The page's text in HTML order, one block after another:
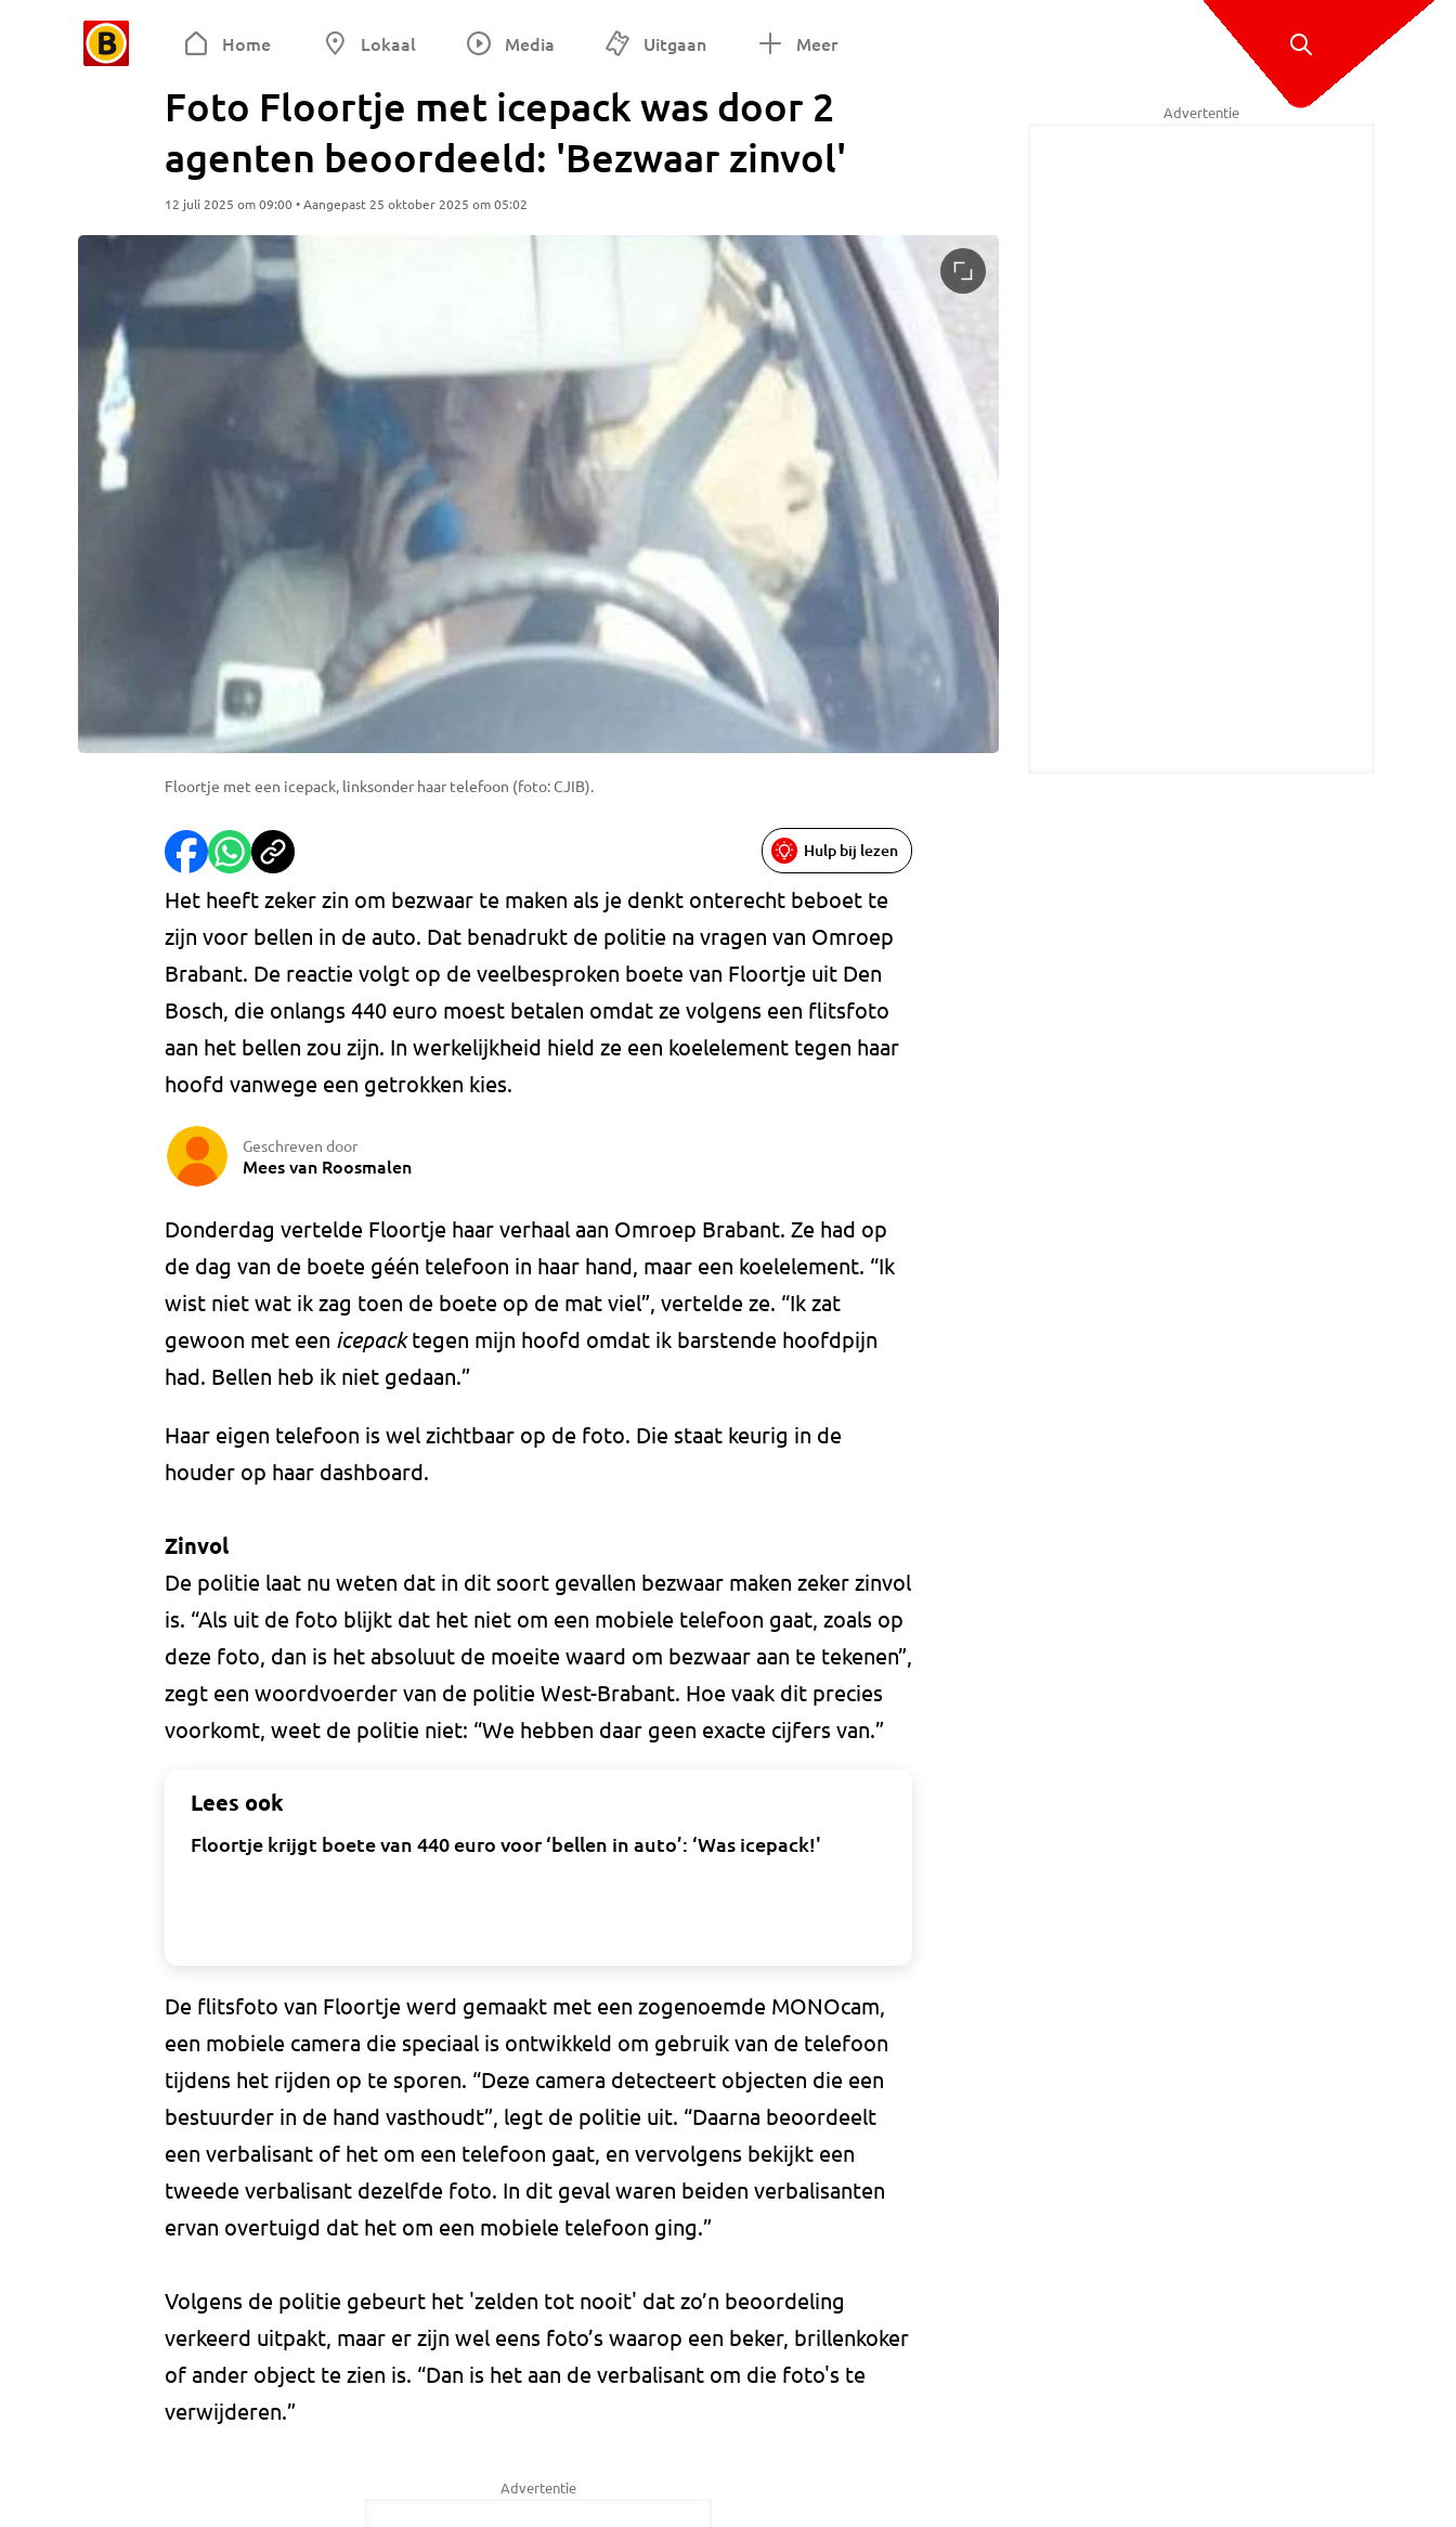
Home Lokaal Media Uitgaan Meer
Foto Floortje met icepack was door 2
agenten beoordeeld: 'Bezwaar zinvol'
12 juli 2025 om 09:00 • Aangepast 25 oktober 2025 om 05:02
Floortje met een icepack, linksonder haar telefoon (foto: CJIB).
Hulp bij lezen
Het heeft zeker zin om bezwaar te maken als je denkt onterecht beboet te
zijn voor bellen in de auto. Dat benadrukt de politie na vragen van Omroep
Brabant. De reactie volgt op de veelbesproken boete van Floortje uit Den
Bosch, die onlangs 440 euro moest betalen omdat ze volgens een flitsfoto
aan het bellen zou zijn. In werkelijkheid hield ze een koelelement tegen haar
hoofd vanwege een getrokken kies.
Geschreven door
Mees van Roosmalen
Donderdag vertelde Floortje haar verhaal aan Omroep Brabant. Ze had op
de dag van de boete géén telefoon in haar hand, maar een koelelement. “Ik
wist niet wat ik zag toen de boete op de mat viel”, vertelde ze. “Ik zat
gewoon met een icepacktegen mijn hoofd omdat ik barstende hoofdpijn
had. Bellen heb ik niet gedaan.”
Haar eigen telefoon is wel zichtbaar op de foto. Die staat keurig in de
houder op haar dashboard.
Zinvol
De politie laat nu weten dat in dit soort gevallen bezwaar maken zeker zinvol
is. “Als uit de foto blijkt dat het niet om een mobiele telefoon gaat, zoals op
deze foto, dan is het absoluut de moeite waard om bezwaar aan te tekenen”,
zegt een woordvoerder van de politie West-Brabant. Hoe vaak dit precies
voorkomt, weet de politie niet: “We hebben daar geen exacte cijfers van.”
Lees ook
Floortje krijgt boete van 440 euro voor ‘bellen in auto’: ‘Was icepack!'
De flitsfoto van Floortje werd gemaakt met een zogenoemde MONOcam,
een mobiele camera die speciaal is ontwikkeld om gebruik van de telefoon
tijdens het rijden op te sporen. “Deze camera detecteert objecten die een
bestuurder in de hand vasthoudt”, legt de politie uit. “Daarna beoordeelt
een verbalisant of het om een telefoon gaat, en vervolgens bekijkt een
tweede verbalisant dezelfde foto. In dit geval waren beiden verbalisanten
ervan overtuigd dat het om een mobiele telefoon ging.”
Volgens de politie gebeurt het 'zelden tot nooit' dat zo’n beoordeling
verkeerd uitpakt, maar er zijn wel eens foto’s waarop een beker, brillenkoker
of ander object te zien is. “Dan is het aan de verbalisant om die foto's te
verwijderen.”
Advertentie
Advertentie